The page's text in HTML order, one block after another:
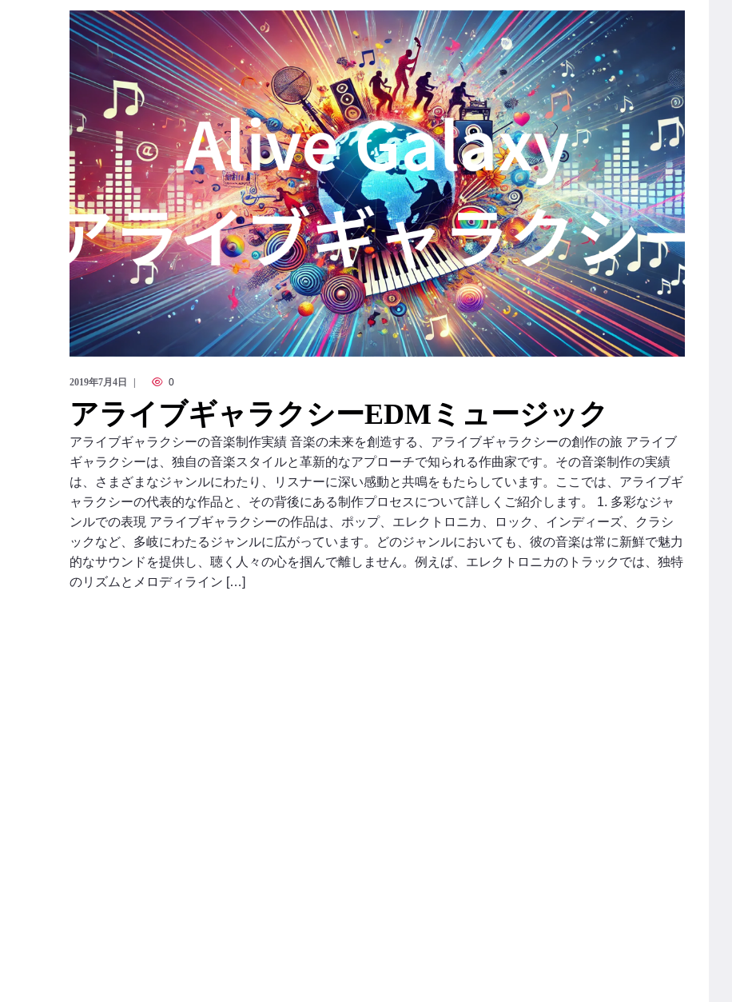
2019年7月4日 0
アライブギャラクシーEDMミュージック
アライブギャラクシーの音楽制作実績 音楽の未来を創造する、アライブギャラクシーの創作の旅 アライブ
ギャラクシーは、独自の音楽スタイルと革新的なアプローチで知られる作曲家です。その音楽制作の実績
は、さまざまなジャンルにわたり、リスナーに深い感動と共鳴をもたらしています。ここでは、アライブギ
ャラクシーの代表的な作品と、その背後にある制作プロセスについて詳しくご紹介します。 1. 多彩なジャ
ンルでの表現 アライブギャラクシーの作品は、ポップ、エレクトロニカ、ロック、インディーズ、クラシ
ックなど、多岐にわたるジャンルに広がっています。どのジャンルにおいても、彼の音楽は常に新鮮で魅力
的なサウンドを提供し、聴く人々の心を掴んで離しません。例えば、エレクトロニカのトラックでは、独特
のリズムとメロディライン […]